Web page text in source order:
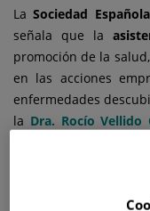
el
embarazo
LaSociedad
señala que la
promoción de la
en las acciones
enfermedades
la Dra. Rocío Vellido
trata de planificar
permite adoptar
situación de partida y